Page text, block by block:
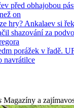
před obhajobou
on
hry? Ankalaev si
shazování za
porážek v řadě.
navrátilce
Magazíny a